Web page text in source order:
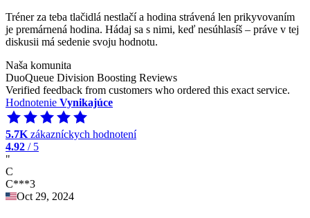
Tréner za teba tlačidlá nestlačí a hodina strávená len prikyvovaním
je premárnená hodina. Hádaj sa s nimi, keď nesúhlasíš – práve v tej
diskusii má sedenie svoju hodnotu.
Naša komunita
DuoQueue Division Boosting Reviews
Verified feedback from customers who ordered this exact service.
Hodnotenie Vynikajúce
5.7K zákazníckych hodnotení
4.92 / 5
"
C
C***3
Oct 29, 2024